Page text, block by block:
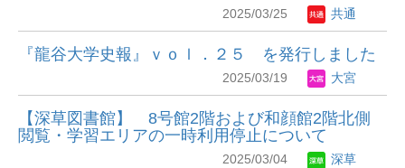
2025/03/25 共通
『龍谷大学史報』ｖｏｌ．２５ を発行しました
2025/03/19 大宮
【深草図書館】 8号館2階および和顔館2階北側
閲覧・学習エリアの一時利用停止について
2025/03/04 深草